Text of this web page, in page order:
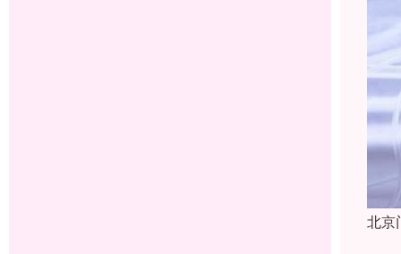
北京